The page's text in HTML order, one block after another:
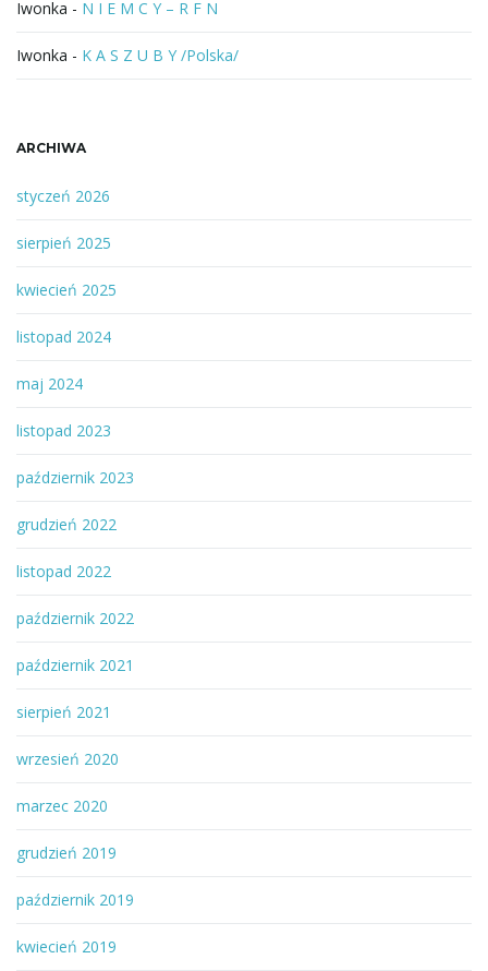
Iwonka - N I E M C Y – R F N
Iwonka - K A S Z U B Y /Polska/
ARCHIWA
styczeń 2026
sierpień 2025
kwiecień 2025
listopad 2024
maj 2024
listopad 2023
październik 2023
grudzień 2022
listopad 2022
październik 2022
październik 2021
sierpień 2021
wrzesień 2020
marzec 2020
grudzień 2019
październik 2019
kwiecień 2019